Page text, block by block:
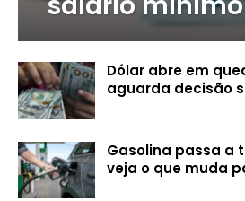
Dólar abre em
aguarda decisão
Gasolina passa a
veja o que muda